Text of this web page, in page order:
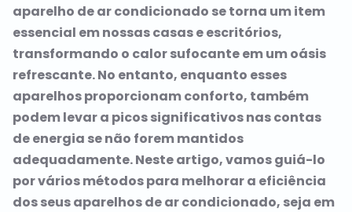
aparelho de ar condicionado se torna um item
essencial em nossas casas e escritórios,
transformando o calor sufocante em um oásis
refrescante. No entanto, enquanto esses
aparelhos proporcionam conforto, também
podem levar a picos significativos nas contas
de energia se não forem mantidos
adequadamente. Neste artigo, vamos guiá-lo
por vários métodos para melhorar a eficiência
dos seus aparelhos de ar condicionado, seja em